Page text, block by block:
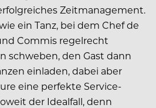
Zeitmanagement.
ein Tanz, bei dem Chef de
Commis regelrecht
schweben, den Gast dann
einladen, dabei aber
eine perfekte Service-
der Idealfall, denn